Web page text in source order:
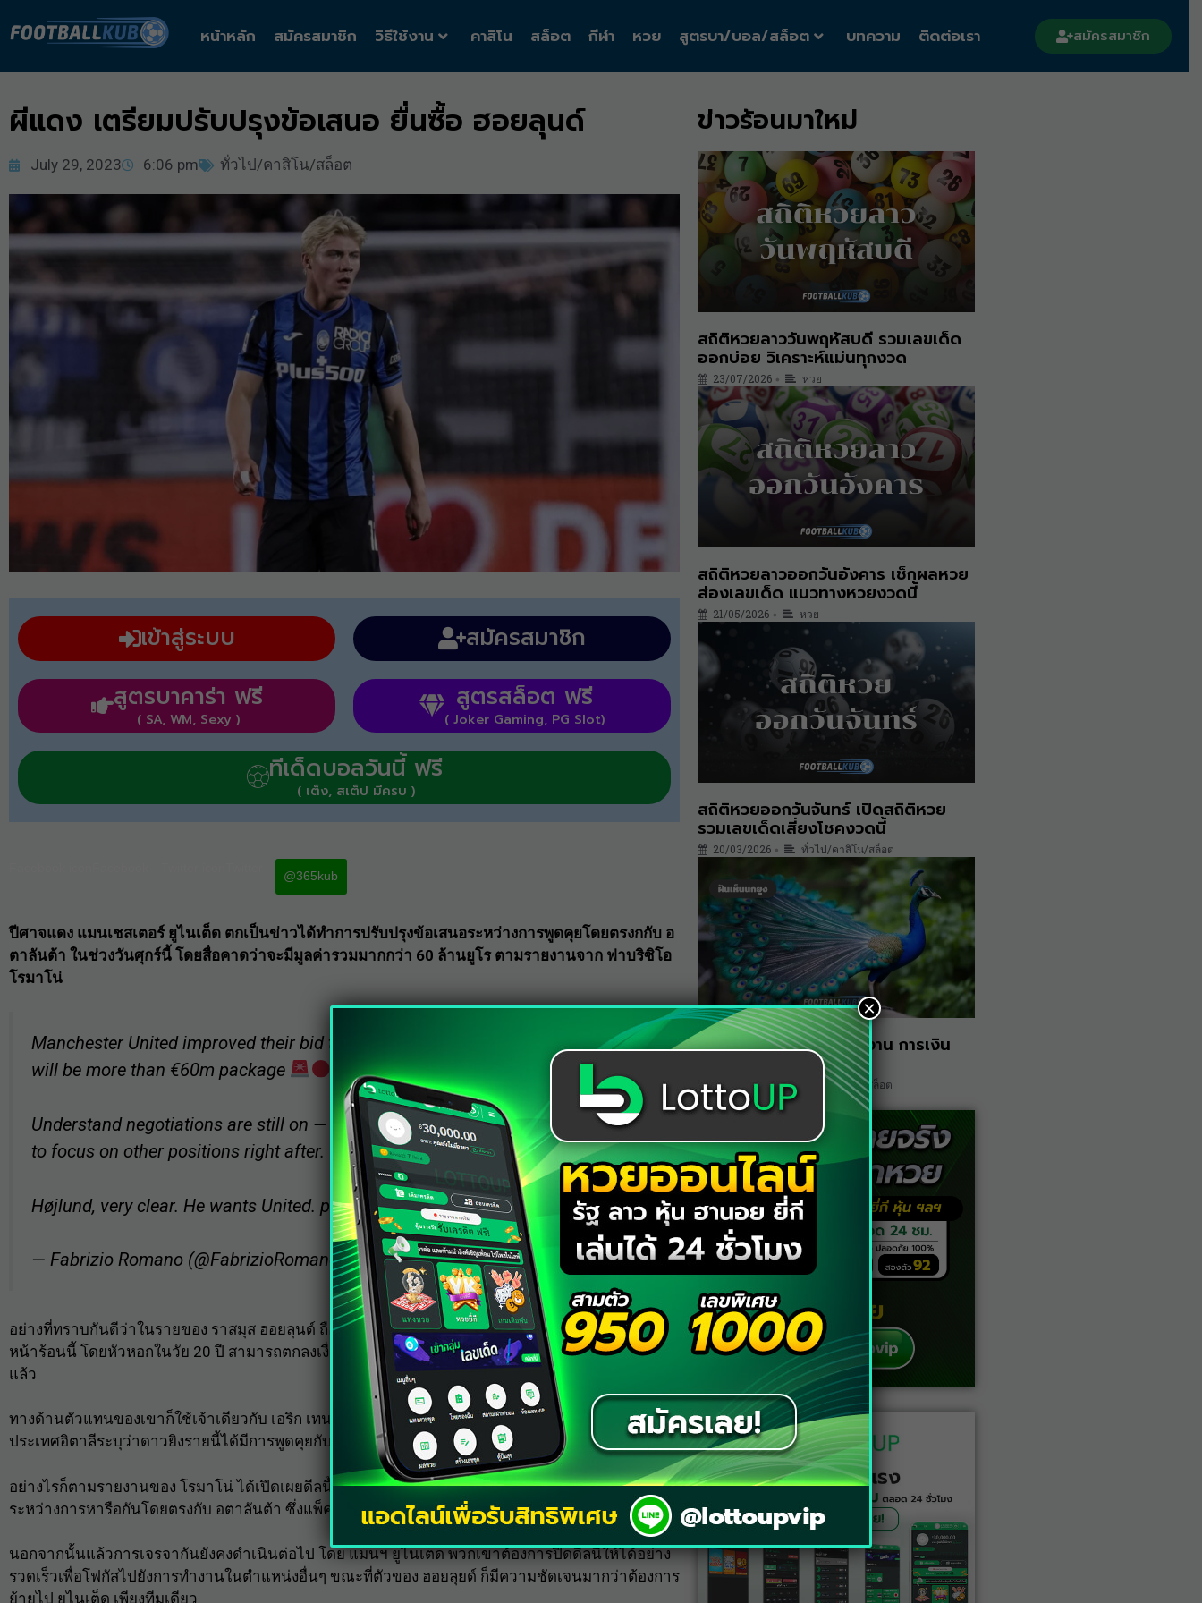
หน้าหลัก สมัครสมาชิก วิธีใช้งาน คาสิโน สล็อต กีฬา หวย สูตรบา/บอล/สล็อต บทความ ติดต่อเรา สมัครสมาชิก
ผีแดง เตรียมปรับปรุงข้อเสนอ ยื่นซื้อ ฮอยลุนด์
July 29, 2023 6:06 pm ทั่วไป/คาสิโน/สล็อต
เข้าสู่ระบบ
สมัครสมาชิก
สูตรบาคาร่า ฟรี
( SA, WM, Sexy )
สูตรสล็อต ฟรี
( Joker Gaming, PG Slot)
ทีเด็ดบอลวันนี้ ฟรี
( เต็ง, สเต็ป มีครบ )
@365kub
ปีศาจแดง แมนเชสเตอร์ ยูไนเต็ด ตกเป็นข่าวได้ทำการปรับปรุงข้อเสนอระหว่างการพูดคุยโดยตรงกกับ อ
ตาลันต้า ในช่วงวันศุกร์นี้ โดยสื่อคาดว่าจะมีมูลค่ารวมมากกว่า 60 ล้านยูโร ตามรายงานจาก ฟาบริซิโอ
โรมาโน่
Manchester United improved their bid to Atalanta during direct talks today — it
will be more than €60m package
Understand negotiations are still on — Man United want to close the deal ASAP
to focus on other positions right after.
Højlund, very clear. He wants United. pic.twitter.com/RBT9sW7KIf
— Fabrizio Romano (@FabrizioRomano)July 28, 2023
อย่างที่ทราบกันดีว่าในรายของ ราสมุส ฮอยลุนด์ ถือว่าเป็นเป้าหมายหลักของ ปีศาจแดง ในช่วงตลาด
หน้าร้อนนี้ โดยหัวหอกในวัย 20 ปี สามารถตกลงเงื่อนไขส่วนตัวกับสโมสรพรีเมียร์ลีกไปตั้งแต่ก่อนหน้านี้
แล้ว
ทางด้านตัวแทนของเขาก็ใช้เจ้าเดียวกับ เอริก เทน ฮาก ผู้จัดการทีม ปีศาจแดง และรายงานจากสื่อ
ประเทศอิตาลีระบุว่าดาวยิงรายนี้ได้มีการพูดคุยกับนายใหญ่ชาวดัตช์ไปแล้วด้วย
อย่างไรก็ตามรายงานของ โรมาโน่ ได้เปิดเผยดีลนี้ในวันศุกร์ว่า ปีศาจแดง พวกเขาได้ปรับปรุงข้อเสนอ
ระหว่างการหารือกันโดยตรงกับ อตาลันต้า ซึ่งแพ็คเกจรวมจะมากกว่า 60 ล้านยูโร
นอกจากนั้นแล้วการเจรจากันยังคงดำเนินต่อไป โดย แมนฯ ยูไนเต็ด พวกเขาต้องการปิดดีลนี้ให้ได้อย่าง
รวดเร็วเพื่อโฟกัสไปยังการทำงานในตำแหน่งอื่นๆ ขณะที่ตัวของ ฮอยลุยด์ ก็มีความชัดเจนมากว่าต้องการ
ย้ายไป ยูไนเต็ด เพียงทีมเดียว
ข่าวร้อนมาใหม่
สถิติหวยลาววันพฤหัสบดี รวมเลขเด็ด
ออกบ่อย วิเคราะห์แม่นทุกงวด
23/07/2026 • หวย
สถิติหวยลาวออกวันอังคาร เช็กผลหวย
ส่องเลขเด็ด แนวทางหวยงวดนี้
21/05/2026 • หวย
สถิติหวยออกวันจันทร์ เปิดสถิติหวย
รวมเลขเด็ดเสี่ยงโชคงวดนี้
20/03/2026 • ทั่วไป/คาสิโน/สล็อต
ฝันเห็นนกยูง ดูดวง การงาน การเงิน
ความรัก และโชคลาภ
19/03/2026 • ทั่วไป/คาสิโน/สล็อต
×